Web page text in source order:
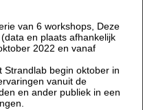
van 6 workshops, Deze
en plaats afhankelijk
2022 en vanaf
Strandlab begin oktober in
vanuit de
en ander publiek in een